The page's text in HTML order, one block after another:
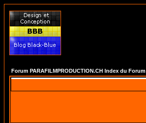
Forum PARAFILMPRODUCTION.CH Index du Forum